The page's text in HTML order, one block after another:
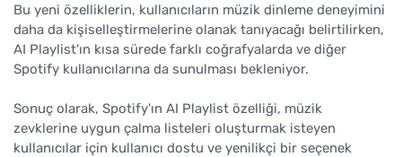
Bu yeni özelliklerin, kullanıcıların müzik dinleme deneyimini
daha da kişiselleştirmelerine olanak tanıyacağı belirtilirken,
AI Playlist'ın kısa sürede farklı coğrafyalarda ve diğer
Spotify kullanıcılarına da sunulması bekleniyor.
Sonuç olarak, Spotify'ın AI Playlist özelliği, müzik
zevklerine uygun çalma listeleri oluşturmak isteyen
kullanıcılar için kullanıcı dostu ve yenilikçi bir seçenek